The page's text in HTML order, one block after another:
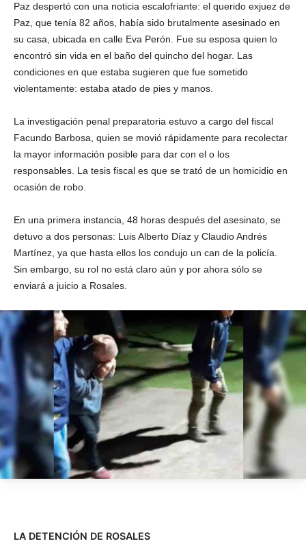
Paz despertó con una noticia escalofriante: el querido exjuez de
Paz, que tenía 82 años, había sido brutalmente asesinado en
su casa, ubicada en calle Eva Perón. Fue su esposa quien lo
encontró sin vida en el baño del quincho del hogar. Las
condiciones en que estaba sugieren que fue sometido
violentamente: estaba atado de pies y manos.
La investigación penal preparatoria estuvo a cargo del fiscal
Facundo Barbosa, quien se movió rápidamente para recolectar
la mayor información posible para dar con el o los
responsables. La tesis fiscal es que se trató de un homicidio en
ocasión de robo.
En una primera instancia, 48 horas después del asesinato, se
detuvo a dos personas: Luis Alberto Díaz y Claudio Andrés
Martínez, ya que hasta ellos los condujo un can de la policía.
Sin embargo, su rol no está claro aún y por ahora sólo se
enviará a juicio a Rosales.
LA DETENCIÓN DE ROSALES